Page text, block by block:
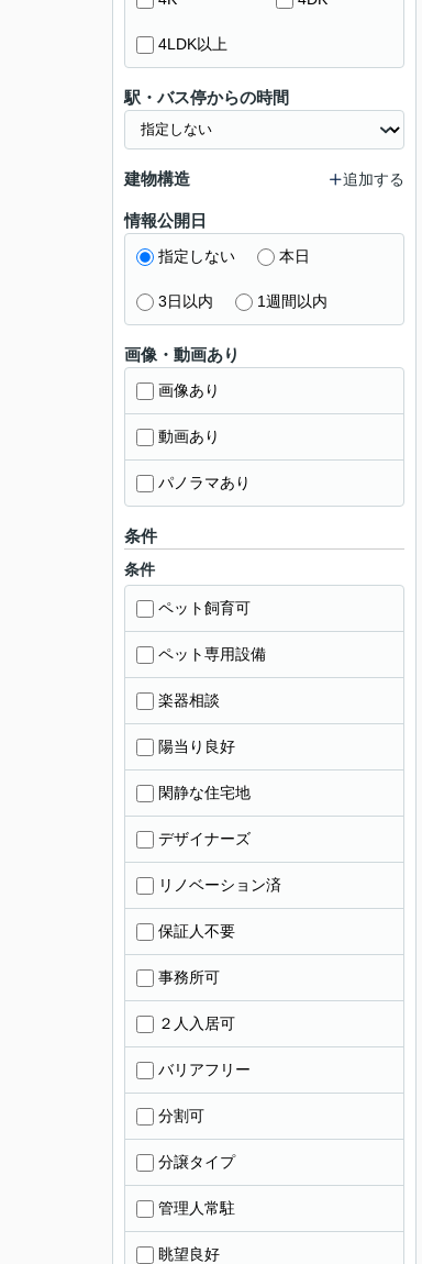
4LDK以上
駅・バス停からの時間
建物構造 追加する
情報公開日
指定しない 本日
3日以内 1週間以内
画像・動画あり
画像あり
動画あり
パノラマあり
条件
条件
ペット飼育可
ペット専用設備
楽器相談
陽当り良好
閑静な住宅地
デザイナーズ
リノベーション済
保証人不要
事務所可
２人入居可
バリアフリー
分割可
分譲タイプ
管理人常駐
眺望良好